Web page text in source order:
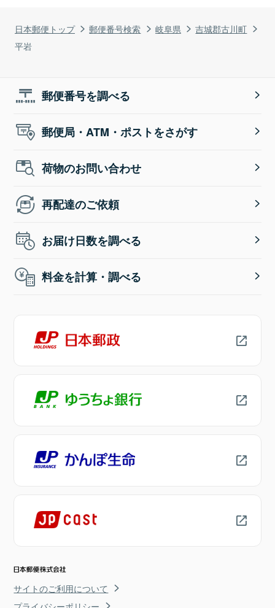
日本郵便トップ 郵便番号検索 岐阜県
吉城郡古川町
平岩
郵便番号を調べる
郵便局・ATM・ポストをさがす
荷物のお問い合わせ
再配達のご依頼
お届け日数を調べる
料金を計算・調べる
サイトのご利用について